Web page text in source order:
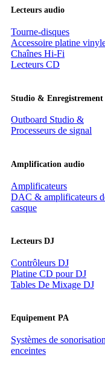
Lecteurs audio
Tourne-disques
Accessoire platine
Chaînes Hi-Fi
Lecteurs CD
Stu­dio & En­re­gis­tre­ment
Outboard Studio &
Processeurs de signal
Amplification audio
Amplificateurs
DAC & amplificateurs
casque
Lecteurs DJ
Contrôleurs DJ
Platine CD pour DJ
Tables De Mixage DJ
Equipement PA
Systèmes de
enceintes